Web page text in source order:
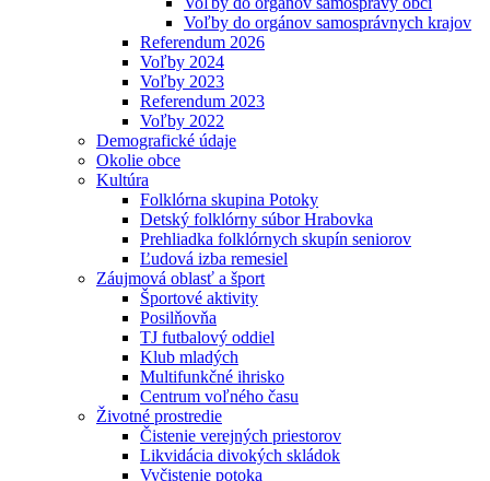
Voľby do orgánov samosprávnych krajov
Referendum 2026
Voľby 2024
Voľby 2023
Referendum 2023
Voľby 2022
Demografické údaje
Okolie obce
Kultúra
Folklórna skupina Potoky
Detský folklórny súbor Hrabovka
Prehliadka folklórnych skupín seniorov
Ľudová izba remesiel
Záujmová oblasť a šport
Športové aktivity
Posilňovňa
TJ futbalový oddiel
Klub mladých
Multifunkčné ihrisko
Centrum voľného času
Životné prostredie
Čistenie verejných priestorov
Likvidácia divokých skládok
Vyčistenie potoka